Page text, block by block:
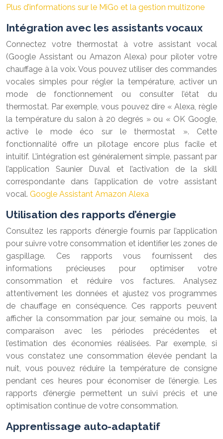
Plus d’informations sur le MiGo et la gestion multizone
Intégration avec les assistants vocaux
Connectez votre thermostat à votre assistant vocal
(Google Assistant ou Amazon Alexa) pour piloter votre
chauffage à la voix. Vous pouvez utiliser des commandes
vocales simples pour régler la température, activer un
mode de fonctionnement ou consulter l’état du
thermostat. Par exemple, vous pouvez dire « Alexa, règle
la température du salon à 20 degrés » ou « OK Google,
active le mode éco sur le thermostat ». Cette
fonctionnalité offre un pilotage encore plus facile et
intuitif. L’intégration est généralement simple, passant par
l’application Saunier Duval et l’activation de la skill
correspondante dans l’application de votre assistant
vocal. Google Assistant Amazon Alexa
Utilisation des rapports d’énergie
Consultez les rapports d’énergie fournis par l’application
pour suivre votre consommation et identifier les zones de
gaspillage. Ces rapports vous fournissent des
informations précieuses pour optimiser votre
consommation et réduire vos factures. Analysez
attentivement les données et ajustez vos programmes
de chauffage en conséquence. Ces rapports peuvent
afficher la consommation par jour, semaine ou mois, la
comparaison avec les périodes précédentes et
l’estimation des économies réalisées. Par exemple, si
vous constatez une consommation élevée pendant la
nuit, vous pouvez réduire la température de consigne
pendant ces heures pour économiser de l’énergie. Les
rapports d’énergie permettent un suivi précis et une
optimisation continue de votre consommation.
Apprentissage auto-adaptatif